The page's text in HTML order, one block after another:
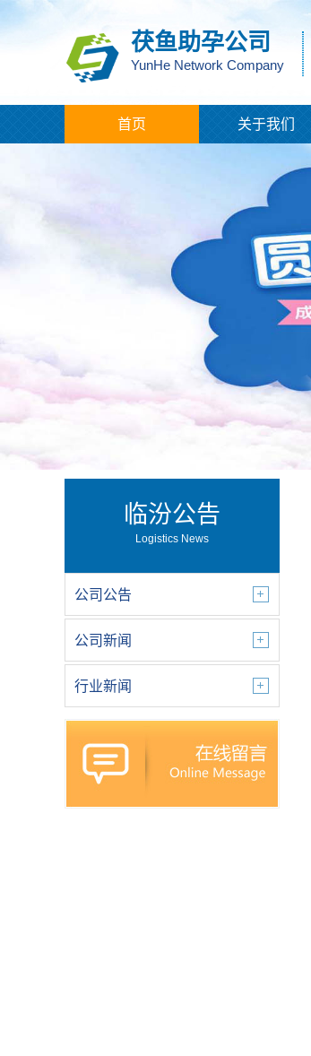
茯鱼助孕公司
YunHe Network Company
首页 关于我们
临汾公告
Logistics News
公司公告
公司新闻
行业新闻